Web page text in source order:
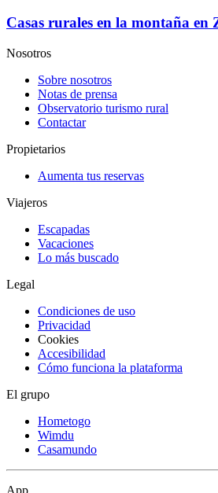
Casas rurales en la montaña en
Nosotros
Sobre nosotros
Notas de prensa
Observatorio turismo rural
Contactar
Propietarios
Aumenta tus reservas
Viajeros
Escapadas
Vacaciones
Lo más buscado
Legal
Condiciones de uso
Privacidad
Cookies
Accesibilidad
Cómo funciona la plataforma
El grupo
Hometogo
Wimdu
Casamundo
App